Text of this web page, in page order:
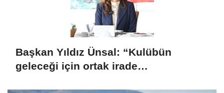
Başkan Yıldız Ünsal: “Kulübün
geleceği için ortak irade